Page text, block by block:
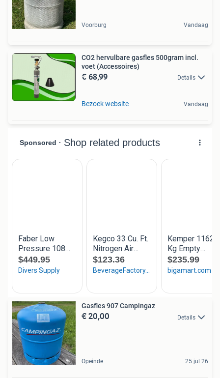
Voorburg Vandaag
CO2 hervulbare gasfles 500gram incl.
voet (Accessoires)
€ 68,99 Details
Bezoek website Vandaag
Gasfles 907 Campingaz
€ 20,00 Details
Opeinde 25 jul 26